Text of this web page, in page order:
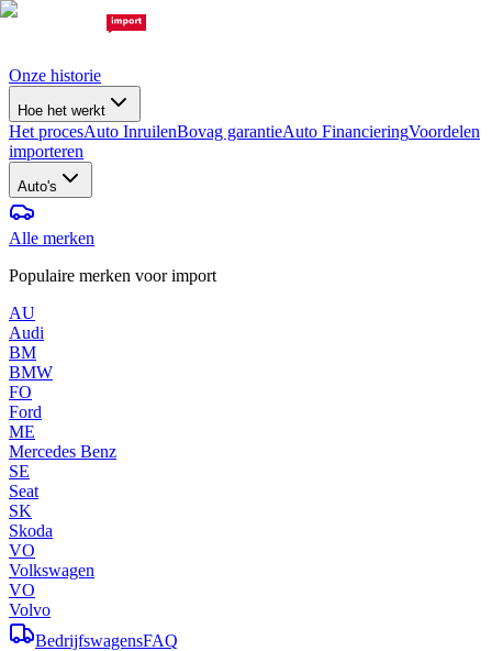
Onze historie
Hoe het werkt
Het procesAuto InruilenBovag garantieAuto FinancieringVoordelen
importeren
Auto's
Alle merken
Populaire merken voor import
AU
Audi
BM
BMW
FO
Ford
ME
Mercedes Benz
SE
Seat
SK
Skoda
VO
Volkswagen
VO
Volvo
BedrijfswagensFAQ